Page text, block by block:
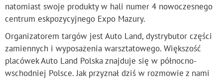
natomiast swoje produkty w hali numer 4 nowoczesnego
centrum eskpozycyjnego Expo Mazury.
Organizatorem targów jest Auto Land, dystrybutor części
zamiennych i wyposażenia warsztatowego. Większość
placówek Auto Land Polska znajduje się w północno-
wschodniej Polsce. Jak przyznał dziś w rozmowie z nami